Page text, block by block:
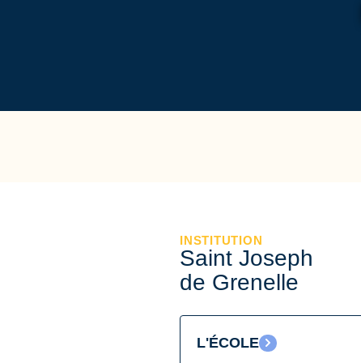
INSTITUTION
Saint Joseph
de Grenelle
L'ÉCOLE